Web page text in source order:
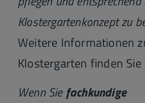
Klostergartenkonzept zu
Weitere Informationen
Klostergarten finden
Wenn Siefachkundige